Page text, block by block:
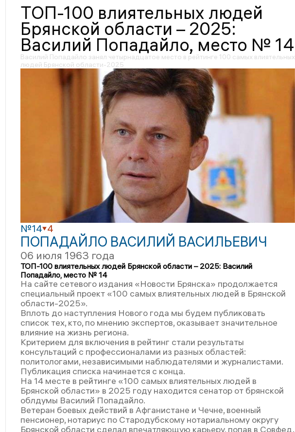
ТОП-100 влиятельных людей
Брянской области – 2025:
Василий Попадайло, место № 14
Василий Попадайло занял четырнадцатое место в рейтинге 100 самых влиятельных
людей Брянской области-2025
№14 4
ПОПАДАЙЛО ВАСИЛИЙ ВАСИЛЬЕВИЧ
06 июля 1963 года
ТОП-100 влиятельных людей Брянской области – 2025: Василий
Попадайло, место № 14
На сайте сетевого издания «Новости Брянска» продолжается
специальный проект «100 самых влиятельных людей в Брянской
области-2025».
Вплоть до наступления Нового года мы будем публиковать
список тех, кто, по мнению экспертов, оказывает значительное
влияние на жизнь региона.
Критерием для включения в рейтинг стали результаты
консультаций с профессионалами из разных областей:
политологами, независимыми наблюдателями и журналистами.
Публикация списка начинается с конца.
На 14 месте в рейтинге «100 самых влиятельных людей в
Брянской области» в 2025 году находится сенатор от брянской
облдумы Василий Попадайло.
Ветеран боевых действий в Афганистане и Чечне, военный
пенсионер, нотариус по Стародубскому нотариальному округу
Брянской области сделал впечатляющую карьеру, попав в Совфед.